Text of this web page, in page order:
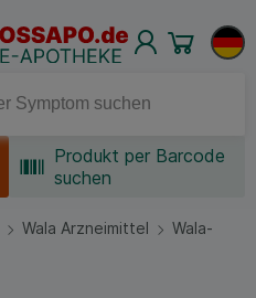
Produkt per Barcode
suchen
Wala Arzneimittel
Wala-